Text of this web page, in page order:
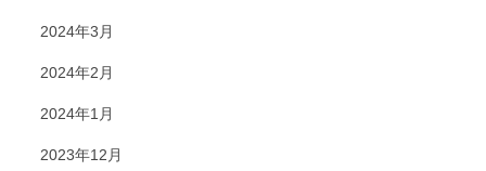
2024年3月
2024年2月
2024年1月
2023年12月